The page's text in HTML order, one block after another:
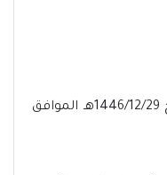
- متاح الآن بدأ اليوم الأربعاء بتاريخ 1446/12/29هـ الموافق